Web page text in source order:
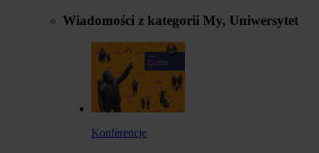
Wiadomości z kategorii My, Uniwersytet
Konferencje